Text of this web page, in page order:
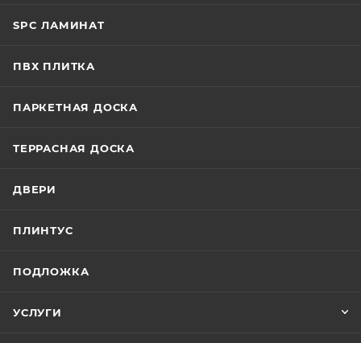
SPC ЛАМИНАТ
ПВХ ПЛИТКА
ПАРКЕТНАЯ ДОСКА
ТЕРРАСНАЯ ДОСКА
ДВЕРИ
ПЛИНТУС
ПОДЛОЖКА
УСЛУГИ